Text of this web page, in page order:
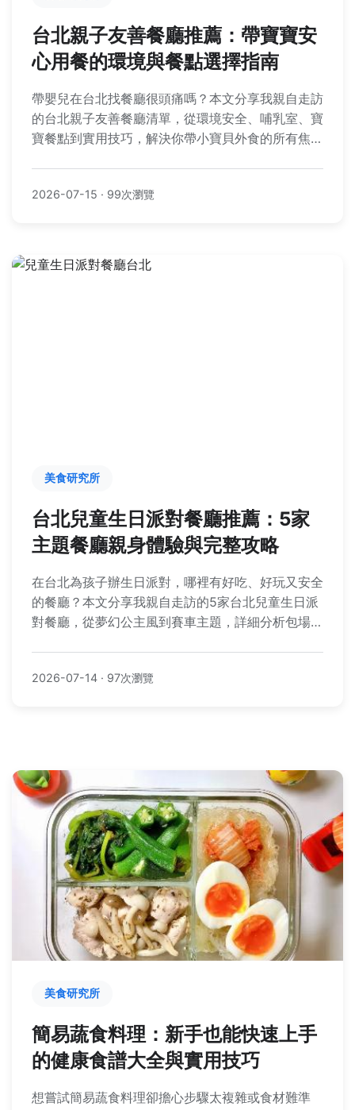
台北親子友善餐廳推薦：帶寶寶安
心用餐的環境與餐點選擇指南
帶嬰兒在台北找餐廳很頭痛嗎？本文分享我親自走訪
的台北親子友善餐廳清單，從環境安全、哺乳室、寶
寶餐點到實用技巧，解決你帶小寶貝外食的所有焦
2026-07-15 · 99次瀏覽
美食研究所
台北兒童生日派對餐廳推薦：5家
主題餐廳親身體驗與完整攻略
在台北為孩子辦生日派對，哪裡有好吃、好玩又安全
的餐廳？本文分享我親自走訪的5家台北兒童生日派
對餐廳，從夢幻公主風到賽車主題，詳細分析包場費
2026-07-14 · 97次瀏覽
美食研究所
簡易蔬食料理：新手也能快速上手
的健康食譜大全與實用技巧
想嘗試簡易蔬食料理卻擔心步驟太複雜或食材難準